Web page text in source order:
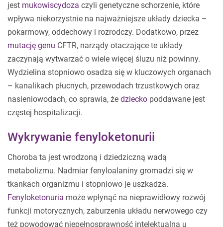
jest mukowiscydoza czyli genetyczne schorzenie, które
wpływa niekorzystnie na najważniejsze układy dziecka –
pokarmowy, oddechowy i rozrodczy. Dodatkowo, przez
mutację genu CFTR, narządy otaczające te układy
zaczynają wytwarzać o wiele więcej śluzu niż powinny.
Wydzielina stopniowo osadza się w kluczowych organach
– kanalikach płucnych, przewodach trzustkowych oraz
nasieniowodach, co sprawia, że dziecko poddawane jest
częstej hospitalizacji.
Wykrywanie fenyloketonurii
Choroba ta jest wrodzoną i dziedziczną wadą
metabolizmu. Nadmiar fenyloalaniny gromadzi się w
tkankach organizmu i stopniowo je uszkadza.
Fenyloketonuria może wpłynąć na nieprawidłowy rozwój
funkcji motorycznych, zaburzenia układu nerwowego czy
też powodować niepełnosprawność intelektualną u